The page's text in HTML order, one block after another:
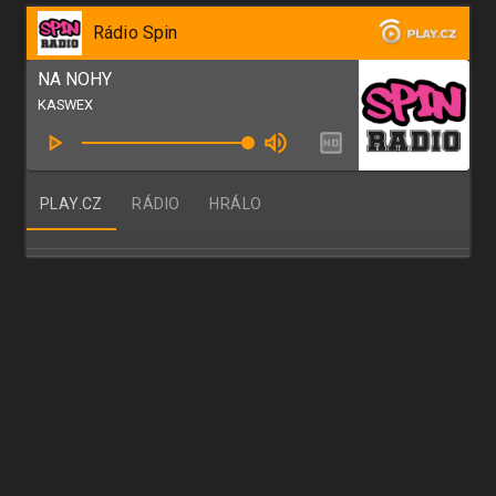
Rádio Spin
NA NOHY
KASWEX
PLAY.CZ RÁDIO HRÁLO